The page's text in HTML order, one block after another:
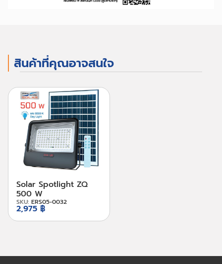
สินค้าที่คุณอาจสนใจ
Solar Spotlight ZQ
500 W
SKU: ERS05-0032
2,975 ฿